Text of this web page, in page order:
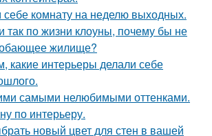
комнату на неделю выходных.
так по жизни клоуны, почему бы не
жилище?
какие интерьеры делали себе
самыми нелюбимыми оттенками.
по интерьеру.
новый цвет для стен в вашей